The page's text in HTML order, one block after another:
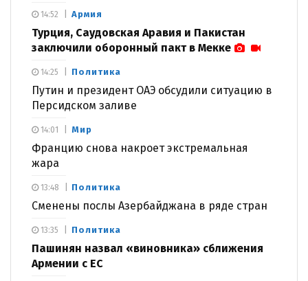
Армия
Турция, Саудовская Аравия и Пакистан
заключили оборонный пакт в Мекке
14:52
Политика
Путин и президент ОАЭ обсудили ситуацию в
Персидском заливе
14:25
Мир
Францию снова накроет экстремальная
жара
14:01
Политика
Сменены послы Азербайджана в ряде стран
13:48
Политика
Пашинян назвал «виновника» сближения
Армении с ЕС
13:35